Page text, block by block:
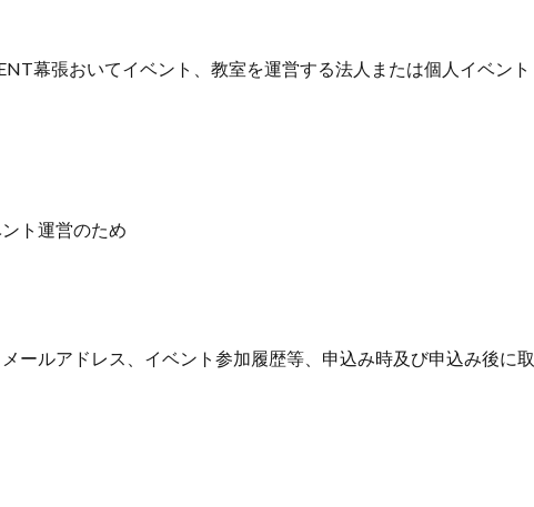
幕張おいてイベント、教室を運営する法人または個人イベント
ト運営のため
ールアドレス、イベント参加履歴等、申込み時及び申込み後に取